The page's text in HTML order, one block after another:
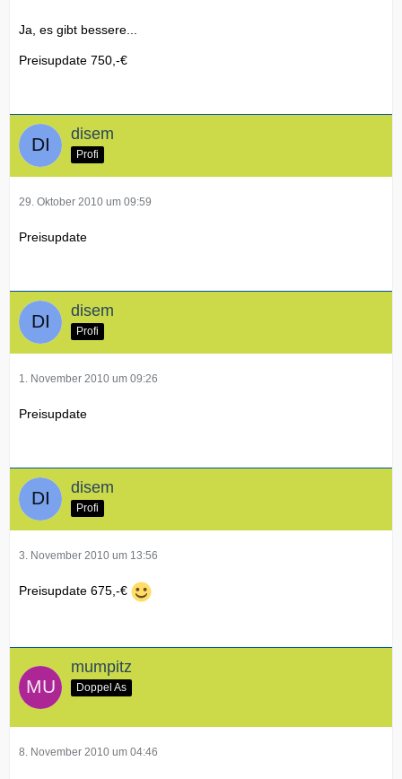
Ja, es gibt bessere...
Preisupdate 750,-€
disem
Profi
29. Oktober 2010 um 09:59
Preisupdate
disem
Profi
1. November 2010 um 09:26
Preisupdate
disem
Profi
3. November 2010 um 13:56
Preisupdate 675,-€
mumpitz
Doppel As
8. November 2010 um 04:46